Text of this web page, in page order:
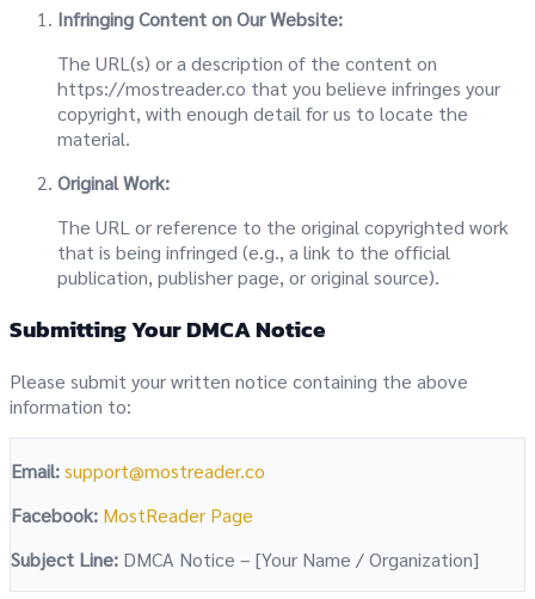
Infringing Content on Our Website:
The URL(s) or a description of the content on
https://mostreader.co that you believe infringes your
copyright, with enough detail for us to locate the
material.
Original Work:
The URL or reference to the original copyrighted work
that is being infringed (e.g., a link to the official
publication, publisher page, or original source).
Submitting Your DMCA Notice
Please submit your written notice containing the above
information to:
Email:support@mostreader.co
Facebook: MostReader Page
Subject Line: DMCA Notice – [Your Name / Organization]